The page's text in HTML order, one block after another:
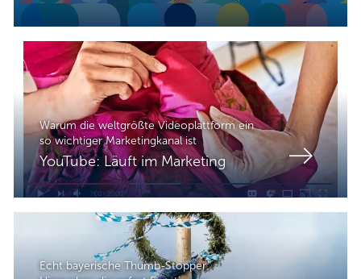
Warum die weltgrößte Videoplattform ein
so wichtiger Marketingkanal ist
YouTube: Läuft im Marketing
Echt bayerische Thumb-Stopper: